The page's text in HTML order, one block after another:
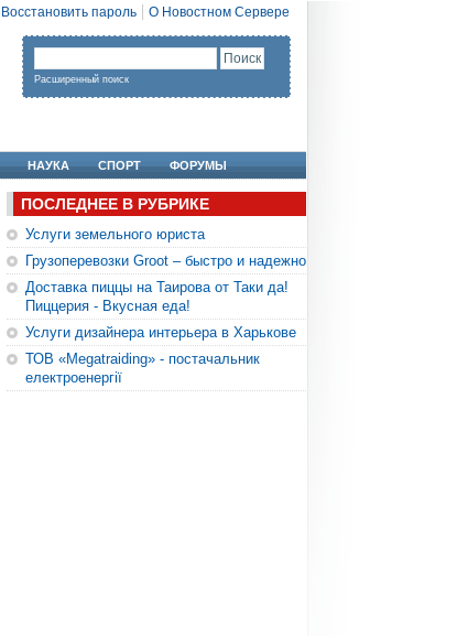
Восстановить пароль О Новостном Сервере
Расширенный поиск
НАУКА СПОРТ ФОРУМЫ
ПОСЛЕДНЕЕ В РУБРИКЕ
Услуги земельного юриста
Грузоперевозки Groot – быстро и надежно
Доставка пиццы на Таирова от Таки да!
Пиццерия - Вкусная еда!
Услуги дизайнера интерьера в Харькове
ТОВ «Megatraiding» - постачальник
електроенергії